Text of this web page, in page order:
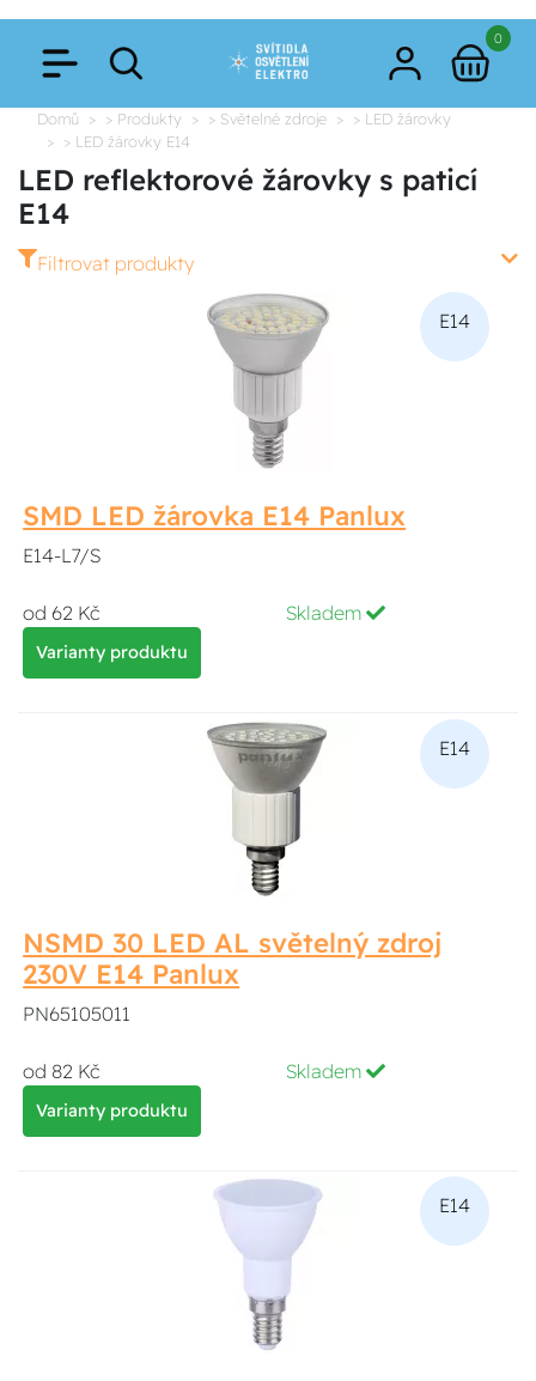
0
Domů > Produkty > Světelné zdroje
> LED žárovky
> LED žárovky E14
LED reflektorové žárovky s paticí
E14
Filtrovat produkty
E14
SMD LED žárovka E14 Panlux
E14-L7/S
od 62 Kč Skladem
Varianty produktu
E14
NSMD 30 LED AL světelný zdroj
230V E14 Panlux
PN65105011
od 82 Kč Skladem
Varianty produktu
E14